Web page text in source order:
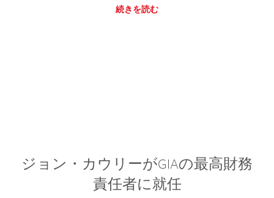
続きを読む
ジョン・カウリーがGIAの最高財務
責任者に就任